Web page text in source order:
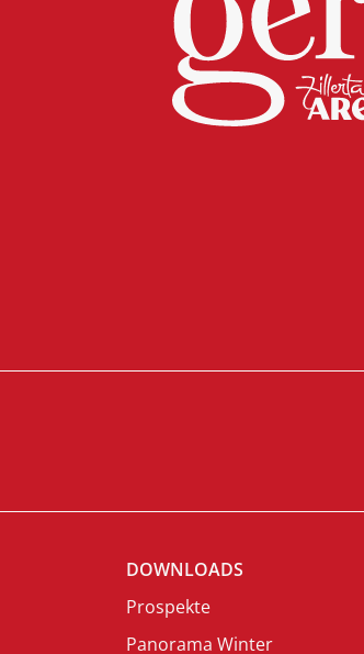
DOWNLOADS
Prospekte
Panorama Winter